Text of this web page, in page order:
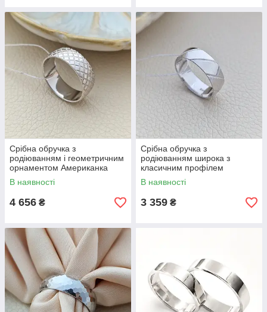
Срібна обручка з
родіюванням і геометричним
орнаментом Американка
В наявності
4 656 ₴
Срібна обручка з
родіюванням широка з
класичним профілем
В наявності
3 359 ₴